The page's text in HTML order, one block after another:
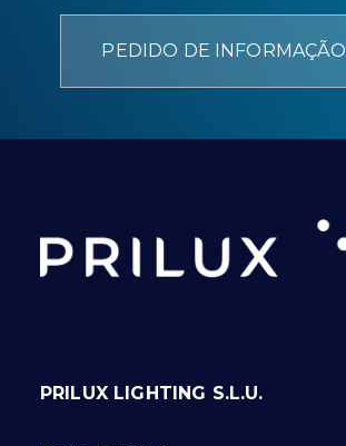
PEDIDO DE INFORMAÇÃO
PRILUX LIGHTING S.L.U.